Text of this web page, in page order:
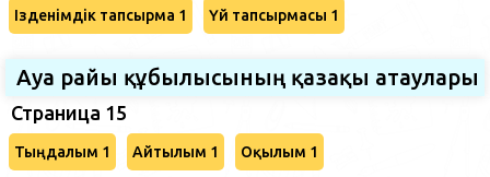
Ізденімдік тапсырма 1 Үй тапсырмасы 1
Ауа райы құбылысының қазақы атаулары
Страница 15
Тыңдалым 1 Айтылым 1 Оқылым 1